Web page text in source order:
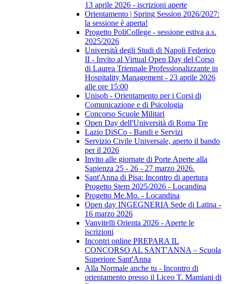
13 aprile 2026 - iscrizioni aperte
Orientamento | Spring Session 2026/2027:
la sessione è aperta!
Progetto PoliCollege - sessione estiva a.s.
2025/2026
Università degli Studi di Napoli Federico
II - Invito al Virtual Open Day del Corso
di Laurea Triennale Professionalizzante in
Hospitality Management - 23 aprile 2026
alle ore 15:00
Unisob - Orientamento per i Corsi di
Comunicazione e di Psicologia
Concorso Scuole Militari
Open Day dell'Università di Roma Tre
Lazio DiSCo - Bandi e Servizi
Servizio Civile Universale, aperto il bando
per il 2026
Invito alle giornate di Porte Aperte alla
Sapienza 25 - 26 - 27 marzo 2026.
Sant'Anna di Pisa: Incontro di apertura
Progetto Stem 2025/2026 - Locandina
Progetto Me.Mo. - Locandina
Open day INGEGNERIA Sede di Latina -
16 marzo 2026
Vanvitelli Orienta 2026 - Aperte le
iscrizioni
Incontri online PREPARA IL
CONCORSO AL SANT'ANNA – Scuola
Superiore Sant'Anna
Alla Normale anche tu - Incontro di
orientamento presso il Liceo T. Mamiani di